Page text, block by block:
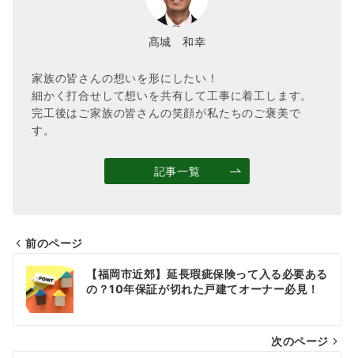
髙城 和幸
家族の皆さんの想いを形にしたい！
細かく打合せして想いを共有して工事に着工します。
完工後はご家族の皆さんの笑顔が私たちのご褒美で
す。
記事一覧
投
稿
ナ
ビ
前のページ
【福岡市近郊】延長瑕疵保険って入る必要ある
の？10年保証が切れた戸建てオーナー必見！
次のページ